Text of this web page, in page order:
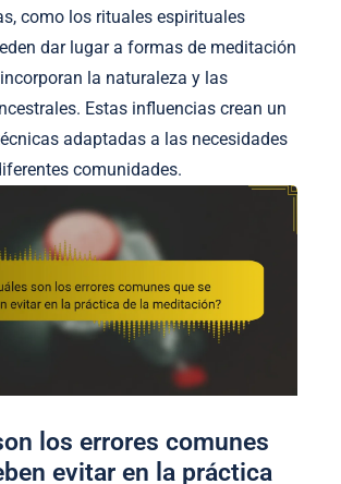
como los rituales espirituales
dar lugar a formas de meditación
la naturaleza y las
Estas influencias crean un
adaptadas a las necesidades
comunidades.
los errores comunes
evitar en la práctica